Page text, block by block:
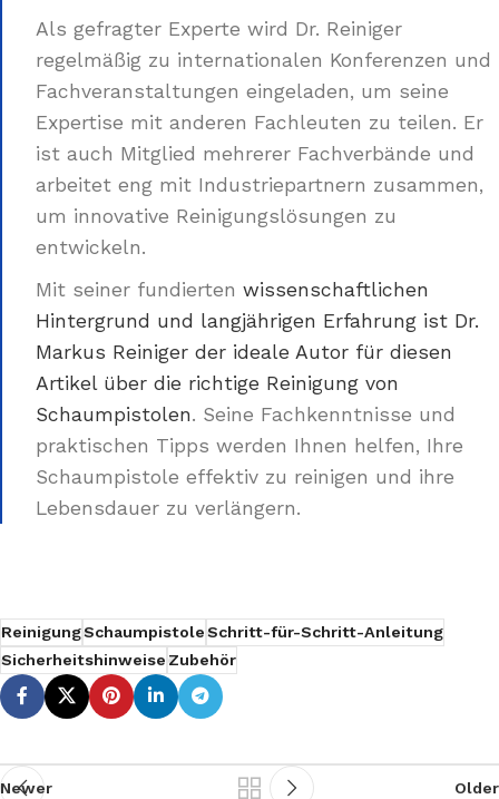
Als gefragter Experte wird Dr. Reiniger
regelmäßig zu internationalen Konferenzen und
Fachveranstaltungen eingeladen, um seine
Expertise mit anderen Fachleuten zu teilen. Er
ist auch Mitglied mehrerer Fachverbände und
arbeitet eng mit Industriepartnern zusammen,
um innovative Reinigungslösungen zu
entwickeln.
Mit seiner fundierten wissenschaftlichen
Hintergrund und langjährigen Erfahrung ist Dr.
Markus Reiniger der ideale Autor für diesen
Artikel über die richtige Reinigung von
Schaumpistolen. Seine Fachkenntnisse und
praktischen Tipps werden Ihnen helfen, Ihre
Schaumpistole effektiv zu reinigen und ihre
Lebensdauer zu verlängern.
ReinigungSchaumpistoleSchritt-für-Schritt-Anleitung
SicherheitshinweiseZubehör
Newer Older